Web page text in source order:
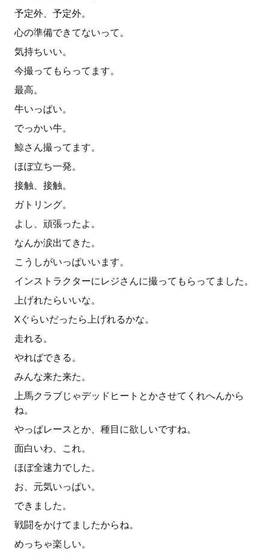
予定外、予定外。
心の準備できてないって。
気持ちいい。
今撮ってもらってます。
最高。
牛いっぱい。
でっかい牛。
鯨さん撮ってます。
ほぼ立ち一発。
接触、接触。
ガトリング。
よし、頑張ったよ。
なんか涙出てきた。
こうしがいっぱいいます。
インストラクターにレジさんに撮ってもらってました。
上げれたらいいな。
Xぐらいだったら上げれるかな。
走れる。
やればできる。
みんな来た来た。
上馬クラブじゃデッドヒートとかさせてくれへんから
ね。
やっぱレースとか、種目に欲しいですね。
面白いわ、これ。
ほぼ全速力でした。
お、元気いっぱい。
できました。
戦闘をかけてましたからね。
めっちゃ楽しい。